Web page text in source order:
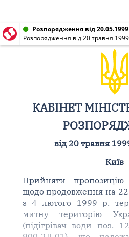
Розпорядження від
Розпорядження від 20 травня
КАБІНЕТ
від 20 травня
Київ
Прийняти пропозицію
щодо продовження на
з 4 лютого 1999 р.
митну територію
(підігрівач води поз.